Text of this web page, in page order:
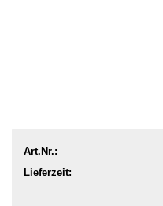
Art.Nr.:
Lieferzeit: